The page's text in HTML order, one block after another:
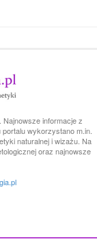
Najnowsze informacje z
wykorzystano m.in.
naturalnej i wizażu. Na
oraz najnowsze